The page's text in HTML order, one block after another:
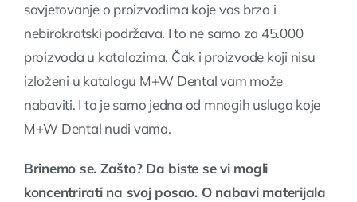
savjetovanje o proizvodima koje vas brzo i
nebirokratski podržava. I to ne samo za 45.000
proizvoda u katalozima. Čak i proizvode koji nisu
izloženi u katalogu M+W Dental vam može
nabaviti. I to je samo jedna od mnogih usluga koje
M+W Dental nudi vama.
Brinemo se. Zašto? Da biste se vi mogli
koncentrirati na svoj posao. O nabavi materijala